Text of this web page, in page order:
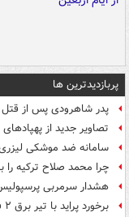
پربازدیدترین ها
پدر شاهرودی پس از
تصاویر جدید از
سامانه ضد موشکی
چرا محمد صلاح ترکیه را
هشدار سرمربی
برخورد پراید با تیر برق ۲ فوتی بر جای گذاشت